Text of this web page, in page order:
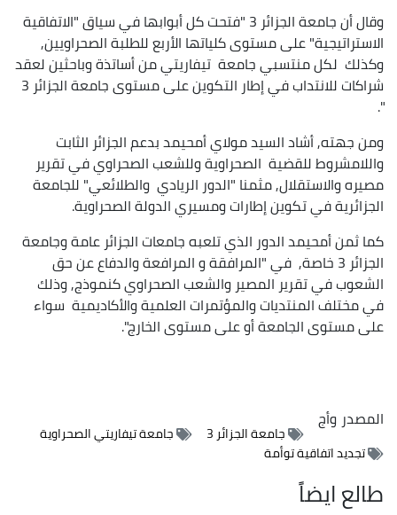
وقال أن جامعة الجزائر 3 "فتحت كل أبوابها في سياق "الاتفاقية
الاستراتيجية" على مستوى كلياتها الأربع للطلبة الصحراويين,
وكذلك لكل منتسبي جامعة تيفاريتي من أساتذة وباحثين لعقد
شراكات للانتداب في إطار التكوين على مستوى جامعة الجزائر 3
ومن جهته, أشاد السيد مولاي أمحيمد بدعم الجزائر الثابت
واللامشروط للقضية الصحراوية وللشعب الصحراوي في تقرير
مصيره والاستقلال, مثمنا "الدور الريادي والطلائعي" للجامعة
الجزائرية في تكوين إطارات ومسيري الدولة الصحراوية.
كما ثمن أمحيمد الدور الذي تلعبه جامعات الجزائر عامة وجامعة
الجزائر 3 خاصة, في "المرافقة و المرافعة والدفاع عن حق
الشعوب في تقرير المصير والشعب الصحراوي كنموذج, وذلك
في مختلف المنتديات والمؤتمرات العلمية والأكاديمية سواء
على مستوى الجامعة أو على مستوى الخارج".
المصدروأج
جامعة الجزائر 3
جامعة تيفاريتي الصحراوية
تجديد اتفاقية توأمة
طالع ايضاً